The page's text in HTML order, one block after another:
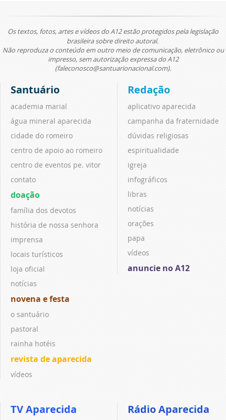
Os textos, fotos, artes e vídeos do A12 estão protegidos pela legislação
brasileira sobre direito autoral.
Não reproduza o conteúdo em outro meio de comunicação, eletrônico ou
impresso, sem autorização expressa do A12
(faleconosco@santuarionacional.com).
Santuário
academia marial
água mineral aparecida
cidade do romeiro
centro de apoio ao romeiro
centro de eventos pe. vitor
contato
doação
família dos devotos
história de nossa senhora
imprensa
locais turísticos
loja oficial
notícias
novena e festa
o santuário
pastoral
rainha hotéis
revista de aparecida
vídeos
Redação
aplicativo aparecida
campanha da fraternidade
dúvidas religiosas
espiritualidade
igreja
infográficos
libras
notícias
orações
papa
vídeos
anuncie no A12
TV Aparecida Rádio Aparecida